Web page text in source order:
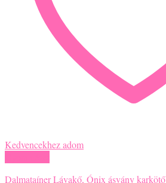
Kedvencekhez adom
Dalmataíner Lávakő, Ónix ásvány karkötő